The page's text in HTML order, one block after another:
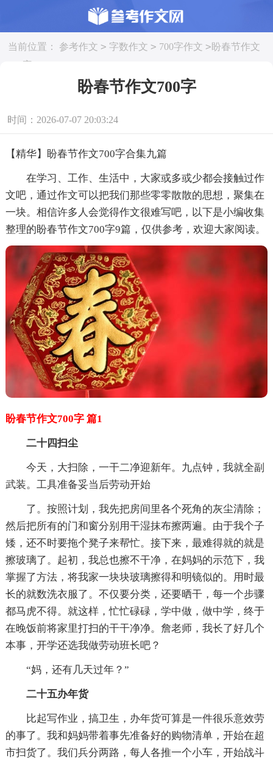
当前位置： 参考作文 > 字数作文 > 700字作文 >盼春节作文
700字
盼春节作文700字
时间：2026-07-07 20:03:24
【精华】盼春节作文700字合集九篇
在学习、工作、生活中，大家或多或少都会接触过作
文吧，通过作文可以把我们那些零零散散的思想，聚集在
一块。相信许多人会觉得作文很难写吧，以下是小编收集
整理的盼春节作文700字9篇，仅供参考，欢迎大家阅读。
盼春节作文700字 篇1
二十四扫尘
今天，大扫除，一干二净迎新年。九点钟，我就全副
武装。工具准备妥当后劳动开始
了。按照计划，我先把房间里各个死角的灰尘清除；
然后把所有的门和窗分别用干湿抹布擦两遍。由于我个子
矮，还不时要拖个凳子来帮忙。接下来，最难得就的就是
擦玻璃了。起初，我总也擦不干净，在妈妈的示范下，我
掌握了方法，将我家一块块玻璃擦得和明镜似的。用时最
长的就数洗衣服了。不仅要分类，还要晒干，每一个步骤
都马虎不得。就这样，忙忙碌碌，学中做，做中学，终于
在晚饭前将家里打扫的干干净净。詹老师，我长了好几个
本事，开学还选我做劳动班长吧？
“妈，还有几天过年？”
二十五办年货
比起写作业，搞卫生，办年货可算是一件很乐意效劳
的事了。我和妈妈带着事先准备好的购物清单，开始在超
市扫货了。我们兵分两路，每人各推一个小车，开始战斗